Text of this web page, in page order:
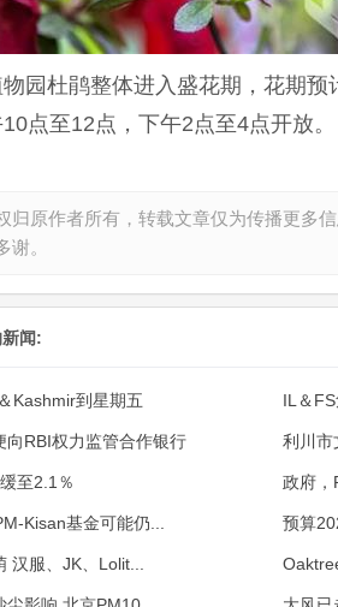
园杜鹃整体进入盛花期，花期
点至12点，下午2点至4点开放。
归原作者所有，转载文章仅为传播更多
。
闻:
Kashmir到星期五 IL＆
向RBI权力监管合作银行 利川市
至2.1％ 政府，
Kisan基金可能仍... 预算
汉服、JK、Lolit...